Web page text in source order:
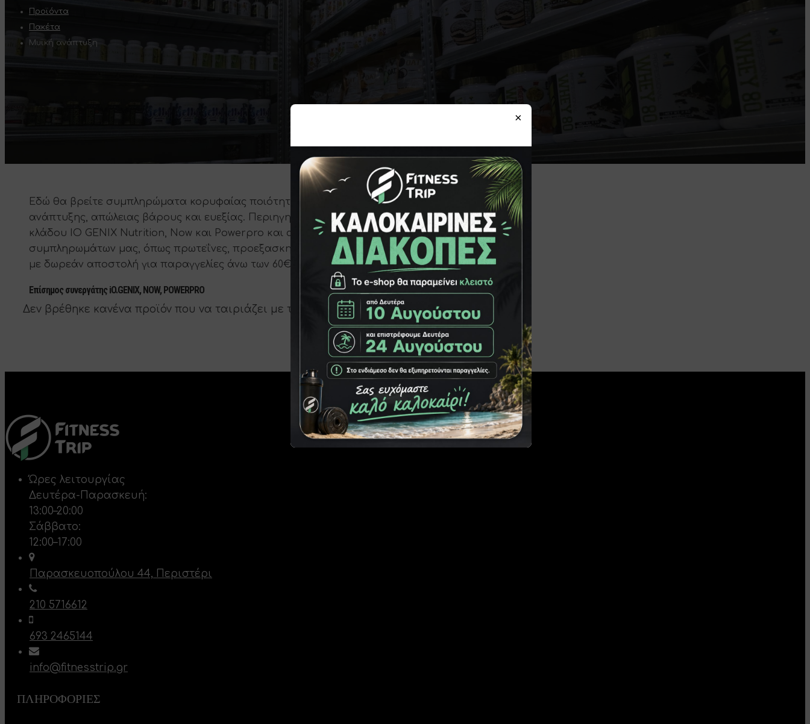
Προϊόντα
Πακέτα
Μυϊκή ανάπτυξη
Εδώ θα βρείτε συμπληρώματα κορυφαίας ποιότητας για τις ανάγκες μυϊκής
ανάπτυξης, απώλειας βάρους και ευεξίας. Περιηγηθείτε στις κορυφαίες μάρκες του
κλάδου IO GENIX Nutrition, Now και Powerpro και αγοράστε από την μεγάλη ποικιλία
συμπληρωμάτων μας, όπως πρωτεΐνες, προεξασκητικά, βιταμίνες, BCAA και πολλά άλλα
με δωρεάν αποστολή για παραγγελίες άνω των 60€.
Επίσημος συνεργάτης iO.GENIX, NOW, POWERPRO
Δεν βρέθηκε κανένα προϊόν που να ταιριάζει με την επιλογή σας.
Ώρες λειτουργίας
Δευτέρα-Παρασκευή:
13:00–20:00
Σάββατο:
12:00–17:00
Παρασκευοπούλου 44, Περιστέρι
210 5716612
693 2465144
info@fitnesstrip.gr
ΠΛΗΡΟΦΟΡΊΕΣ
×